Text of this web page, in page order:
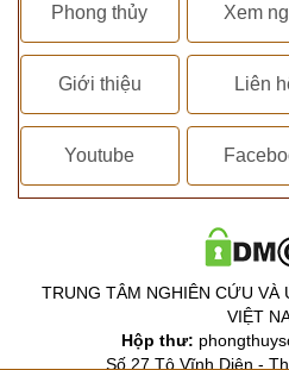
Phong thủy Xem
Giới thiệu Liên
Youtube
TRUNG TÂM NGHIÊN CỨU VÀ
VIỆT
Hộp thư:
Số 27 Tô Vĩnh Diện -